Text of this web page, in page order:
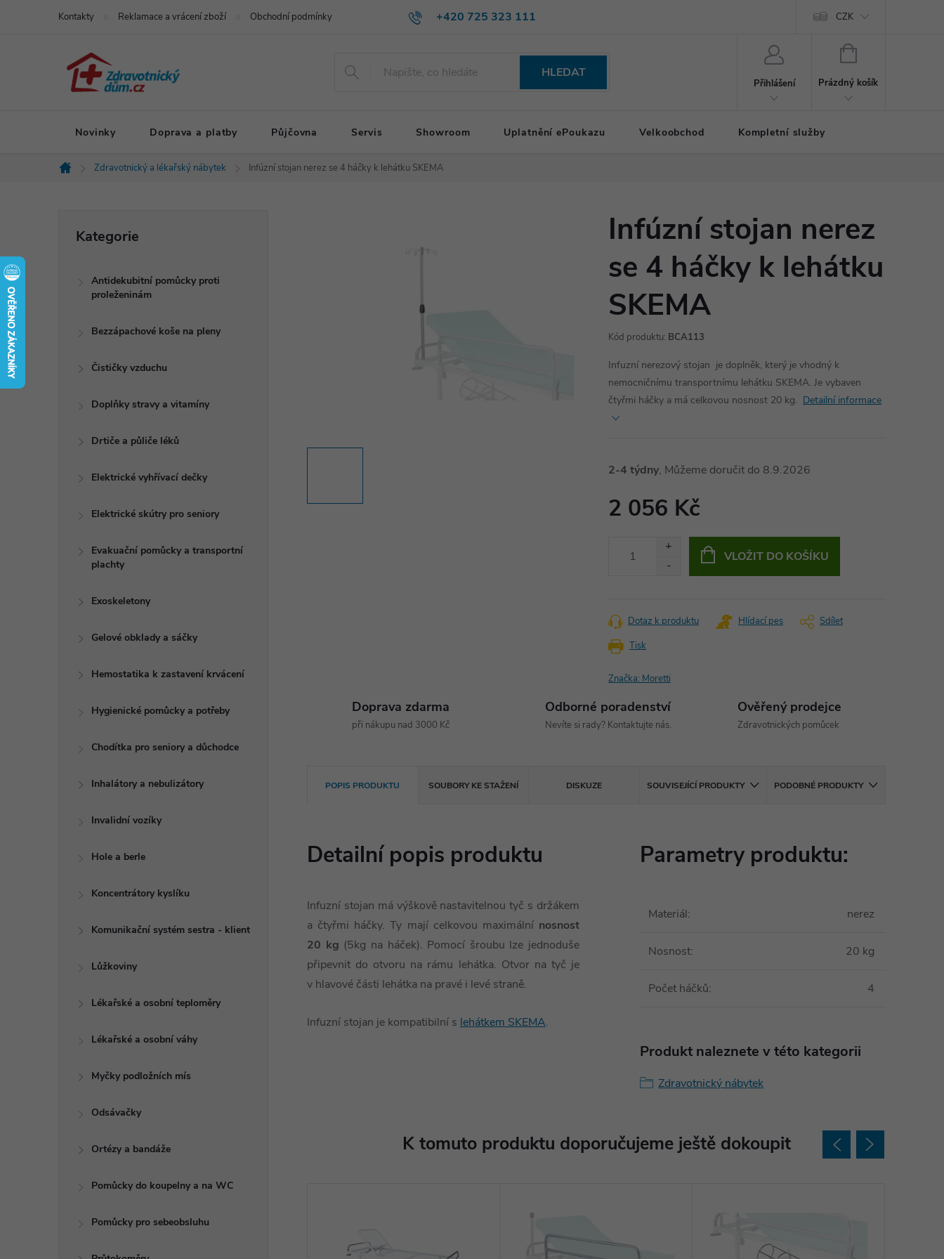
+420 725 323 111
Kontakty Reklamace a vrácení zboží Obchodní podmínky CZK
HLEDAT
Přihlášení
NÁKUPNÍ
Prázdný košík
Novinky Doprava a platby Půjčovna Servis Showroom Uplatnění ePoukazu Velkoobchod Kompletní služby
Domů
Zdravotnický a lékařský nábytek Infúzní stojan nerez se 4 háčky k lehátku SKEMA
kategorie
Kategorie
Antidekubitní pomůcky proti
proleženinám
Bezzápachové koše na pleny
Čističky vzduchu
Doplňky stravy a vitamíny
Drtiče a půliče léků
Elektrické vyhřívací dečky
Elektrické skútry pro seniory
Evakuační pomůcky a transportní
plachty
Exoskeletony
Gelové obklady a sáčky
Hemostatika k zastavení krvácení
Hygienické pomůcky a potřeby
Chodítka pro seniory a důchodce
Inhalátory a nebulizátory
Invalidní vozíky
Hole a berle
Koncentrátory kyslíku
Komunikační systém sestra - klient
Lůžkoviny
Lékařské a osobní teploměry
Lékařské a osobní váhy
Myčky podložních mís
Odsávačky
Ortézy a bandáže
Pomůcky do koupelny a na WC
Pomůcky pro sebeobsluhu
Infúzní stojan nerez
se 4 háčky k lehátku
SKEMA
Kód produktu: BCA113
Infuzní nerezový stojan je doplněk, který je vhodný k
nemocničnímu transportnímu lehátku SKEMA. Je vybaven
čtyřmi háčky a má celkovou nosnost 20 kg. Detailní informace
2-4 týdny 8.9.2026
2 056 Kč
VLOŽIT DO KOŠÍKU
Tisk
Dotaz k produktu Hlídací pes Sdílet
Značka: Moretti
Doprava zdarma
při nákupu nad 3000 Kč
Odborné poradenství
Nevíte si rady? Kontaktujte nás.
Ověřený prodejce
Zdravotnických pomůcek
POPIS PRODUKTU SOUBORY KE STAŽENÍ DISKUZE SOUVISEJÍCÍ PRODUKTY PODOBNÉ PRODUKTY
Detailní popis produktu
Infuzní stojan má výškově nastavitelnou tyč s držákem
a čtyřmi háčky. Ty mají celkovou maximální nosnost
20 kg (5kg na háček). Pomocí šroubu lze jednoduše
připevnit do otvoru na rámu lehátka. Otvor na tyč je
v hlavové části lehátka na pravé i levé straně.
Infuzní stojan je kompatibilní s lehátkem SKEMA.
Parametry produktu:
Materiál: nerez
Nosnost: 20 kg
Počet háčků: 4
Produkt naleznete v této kategorii
Zdravotnický nábytek
K tomuto produktu doporučujeme ještě dokoupit